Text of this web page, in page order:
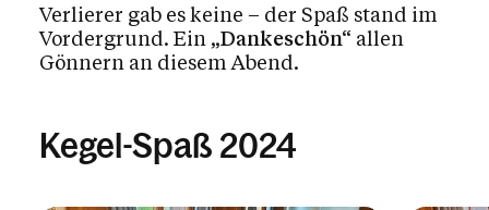
Verlierer gab es keine – der Spaß stand im
Vordergrund. Ein „Dankeschön“ allen
Gönnern an diesem Abend.
Kegel-Spaß 2024